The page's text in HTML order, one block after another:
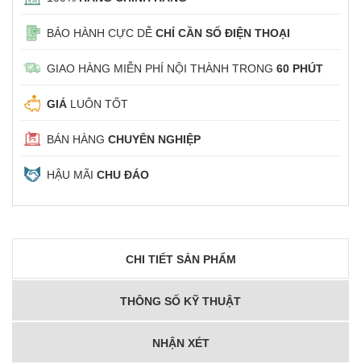
BẢO HÀNH CỰC DỄ CHỈ CẦN SỐ ĐIỆN THOẠI
GIAO HÀNG MIỄN PHÍ NỘI THÀNH TRONG 60 PHÚT
GIÁ LUÔN TỐT
BÁN HÀNG CHUYÊN NGHIỆP
HẬU MÃI CHU ĐÁO
CHI TIẾT SẢN PHẨM
THÔNG SỐ KỸ THUẬT
NHẬN XÉT